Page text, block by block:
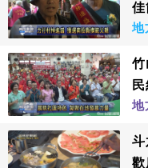
佳
地
地
斗
歡